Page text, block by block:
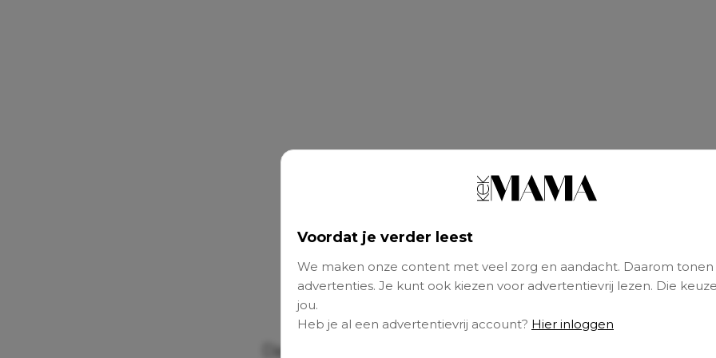
Voordat je verder leest
We maken onze content met veel zorg en aandacht. Daarom tonen
advertenties. Je kunt ook kiezen voor advertentievrij lezen. Die
jou.
Heb je al een advertentievrij account? Hier inloggen
Dat maakt de zangeres bekend op Instagram